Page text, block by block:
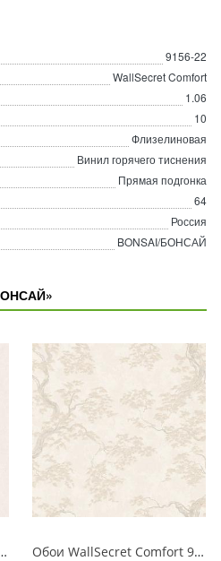
9156-22
WallSecret Comfort
1.06
10
Флизелиновая
Винил горячего тиснения
Прямая подгонка
64
Россия
BONSAI/БОНСАЙ
12 BONSAI/БОНСАЙ Обои WallSecret Comfort 9156-22 BONSAI/БОНСАЙ